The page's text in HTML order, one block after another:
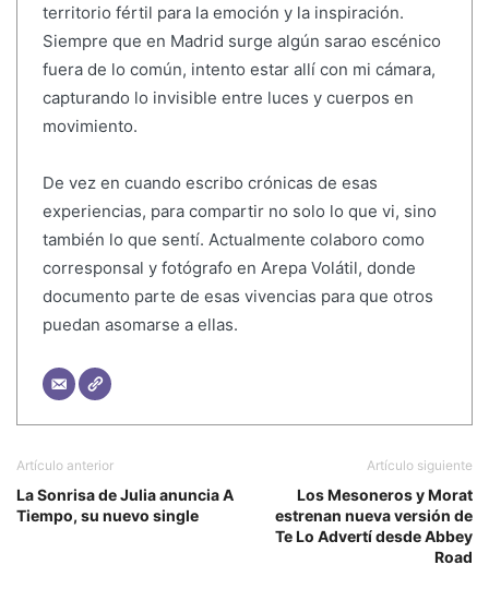
territorio fértil para la emoción y la inspiración.
Siempre que en Madrid surge algún sarao escénico
fuera de lo común, intento estar allí con mi cámara,
capturando lo invisible entre luces y cuerpos en
movimiento.
De vez en cuando escribo crónicas de esas
experiencias, para compartir no solo lo que vi, sino
también lo que sentí. Actualmente colaboro como
corresponsal y fotógrafo en Arepa Volátil, donde
documento parte de esas vivencias para que otros
puedan asomarse a ellas.
Artículo anterior
La Sonrisa de Julia anuncia A
Tiempo, su nuevo single
Artículo siguiente
Los Mesoneros y Morat
estrenan nueva versión de
Te Lo Advertí desde Abbey
Road